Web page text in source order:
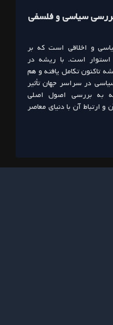
سیاسی و فلسفی
و اخلاقی است که بر
استوار است. با ریشه در
تاکنون تکامل یافته و هم
در سراسر جهان تأثیر
به بررسی اصول اصلی
و ارتباط آن با دنیای معاصر